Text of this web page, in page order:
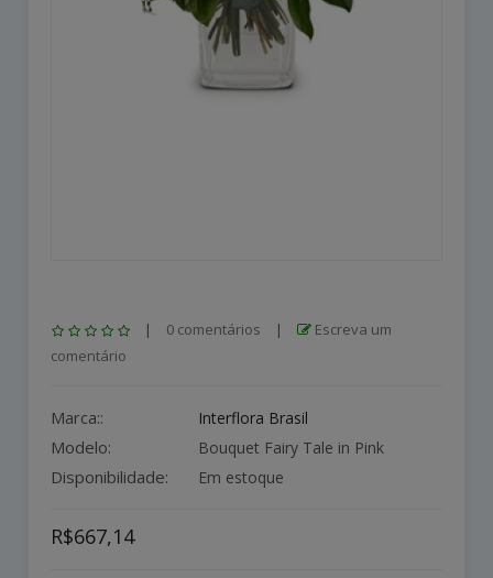
| 0 comentários |
Escreva um
comentário
Marca:: Interflora Brasil
Modelo: Bouquet Fairy Tale in Pink
Disponibilidade: Em estoque
R$667,14